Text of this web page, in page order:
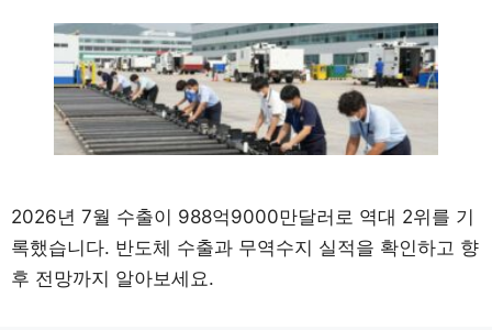
2026년 7월 수출이 988억9000만달러로 역대 2위를 기
록했습니다. 반도체 수출과 무역수지 실적을 확인하고 향
후 전망까지 알아보세요.